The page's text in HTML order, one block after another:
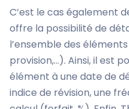
C’est le cas également
offre la possibilité de
l’ensemble des
provision,…). Ainsi, il est
élément à une date de
indice de révision, une